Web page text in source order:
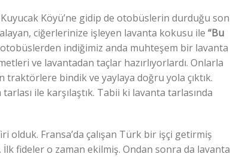
Köyü’ne gidip de otobüslerin durduğu son
ciğerlerinize işleyen lavanta kokusu ile “Bu
indiğimiz anda muhteşem bir lavanta
ve lavantadan taçlar hazırlıyorlardı. Onlarla
bindik ve yaylaya doğru yola çıktık.
ile karşılaştık. Tabii ki lavanta tarlasında
olduk. Fransa’da çalışan Türk bir işçi getirmiş
İlk fideler o zaman ekilmiş. Ondan sonra da lavanta